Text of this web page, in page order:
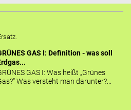
GAS I: Definition - was soll
GAS I: Was heißt „Grünes
Was versteht man darunter?...